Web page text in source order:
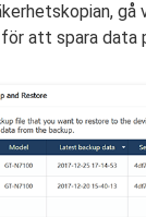
gå
att spara data